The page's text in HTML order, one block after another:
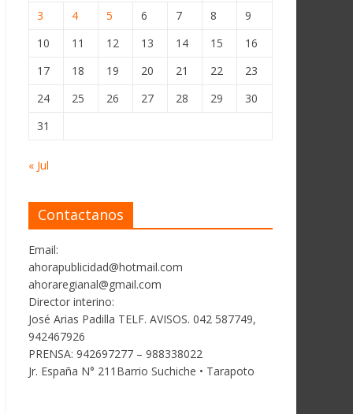
3
4 5 6 7 8
9
10
11 12 13 14 15
16
17
18 19 20 21 22
23
24
25 26 27 28 29
30
31
« Jul
Contactanos
Email:
ahorapublicidad@hotmail.com
ahoraregianal@gmail.com
Director interino:
José Arias Padilla TELF. AVISOS. 042 587749,
942467926
PRENSA: 942697277 – 988338022
Jr. España N° 211Barrio Suchiche • Tarapoto